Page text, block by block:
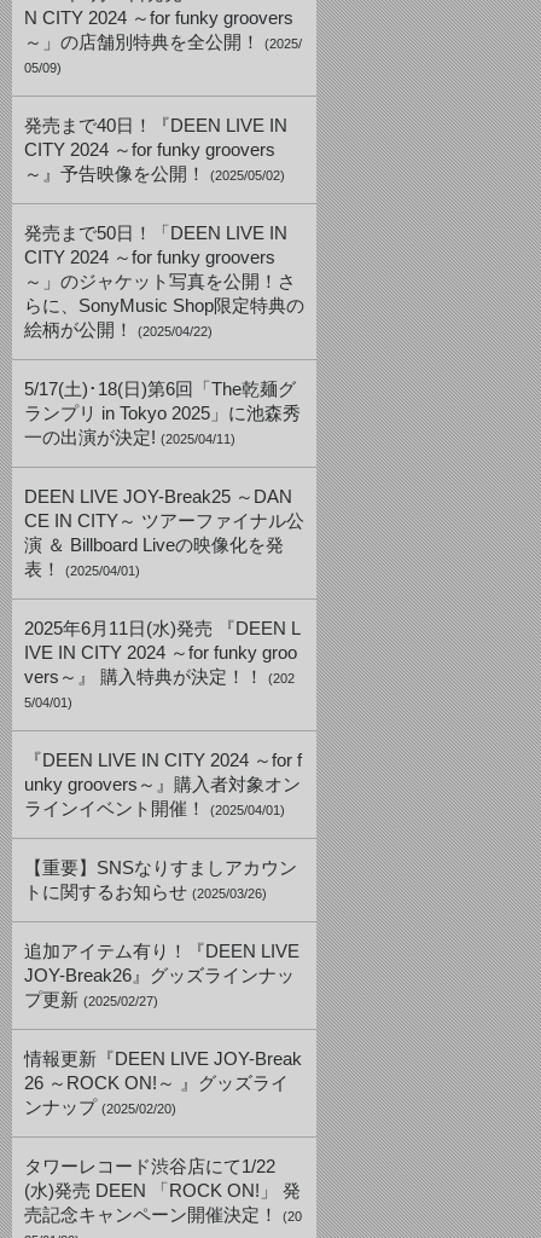
N CITY 2024 ～for funky groovers
～」の店舗別特典を全公開！
(2025/
05/09)
発売まで40日！『DEEN LIVE IN
CITY 2024 ～for funky groovers
～』予告映像を公開！
(2025/05/02)
発売まで50日！「DEEN LIVE IN
CITY 2024 ～for funky groovers
～」のジャケット写真を公開！さ
らに、SonyMusic Shop限定特典の
絵柄が公開！
(2025/04/22)
5/17(土)･18(日)第6回「The乾麺グ
ランプリ in Tokyo 2025」に池森秀
一の出演が決定! (2025/04/11)
DEEN LIVE JOY-Break25 ～DAN
CE IN CITY～ ツアーファイナル公
演 ＆ Billboard Liveの映像化を発
表！
(2025/04/01)
2025年6月11日(水)発売 『DEEN L
IVE IN CITY 2024 ～for funky groo
vers～』 購入特典が決定！！
(202
5/04/01)
『DEEN LIVE IN CITY 2024 ～for f
unky groovers～』購入者対象オン
ラインイベント開催！
(2025/04/01)
【重要】SNSなりすましアカウン
トに関するお知らせ (2025/03/26)
追加アイテム有り！『DEEN LIVE
JOY-Break26』グッズラインナッ
プ更新 (2025/02/27)
情報更新『DEEN LIVE JOY-Break
26 ～ROCK ON!～ 』グッズライ
ンナップ (2025/02/20)
タワーレコード渋谷店にて1/22
(水)発売 DEEN 「ROCK ON!」 発
売記念キャンペーン開催決定！
(20